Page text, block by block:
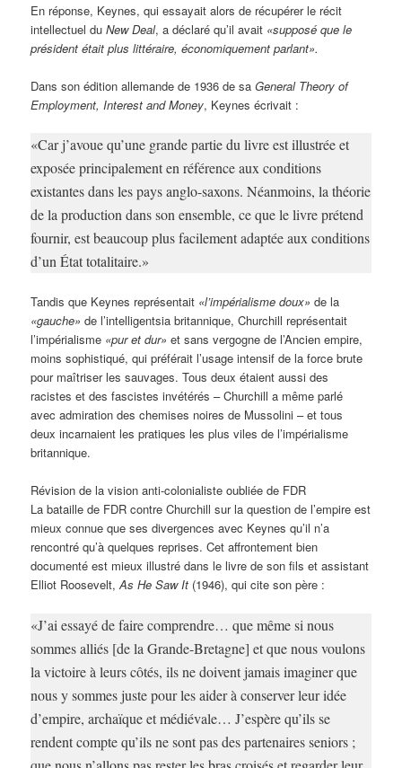
En réponse, Keynes, qui essayait alors de récupérer le récit
intellectuel duNew Deal, a déclaré qu’il avait «supposé que le
président était plus littéraire, économiquement parlant».
Dans son édition allemande de 1936 de saGeneral Theory of
Employment, Interest and Money, Keynes écrivait :
«Car j’avoue qu’une grande partie du livre est illustrée et
exposée principalement en référence aux conditions
existantes dans les pays anglo-saxons. Néanmoins, la théorie
de la production dans son ensemble, ce que le livre prétend
fournir, est beaucoup plus facilement adaptée aux conditions
d’un État totalitaire.»
Tandis que Keynes représentait «l’impérialisme doux» de la
«gauche» de l’intelligentsia britannique, Churchill représentait
l’impérialisme «pur et dur» et sans vergogne de l’Ancien empire,
moins sophistiqué, qui préférait l’usage intensif de la force brute
pour maîtriser les sauvages. Tous deux étaient aussi des
racistes et des fascistes invétérés – Churchill a même parlé
avec admiration des chemises noires de Mussolini – et tous
deux incarnaient les pratiques les plus viles de l’impérialisme
britannique.
Révision de la vision anti-colonialiste oubliée de FDR
La bataille de FDR contre Churchill sur la question de l’empire est
mieux connue que ses divergences avec Keynes qu’il n’a
rencontré qu’à quelques reprises. Cet affrontement bien
documenté est mieux illustré dans le livre de son fils et assistant
Elliot Roosevelt,As He Saw It (1946), qui cite son père :
«J’ai essayé de faire comprendre… que même si nous
sommes alliés [de la Grande-Bretagne] et que nous voulons
la victoire à leurs côtés, ils ne doivent jamais imaginer que
nous y sommes juste pour les aider à conserver leur idée
d’empire, archaïque et médiévale… J’espère qu’ils se
rendent compte qu’ils ne sont pas des partenaires seniors ;